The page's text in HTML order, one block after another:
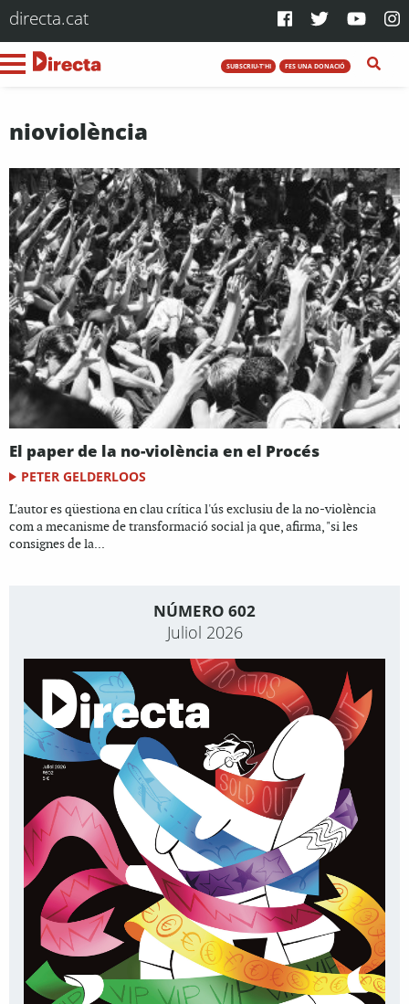
directa.cat
SUBSCRIU-T'HI FES UNA DONACIÓ
nioviolència
El paper de la no-violència en el Procés
PETER GELDERLOOS
L'autor es qüestiona en clau crítica l'ús exclusiu de la no-violència
com a mecanisme de transformació social ja que, afirma, "si les
consignes de la...
NÚMERO 602
Juliol 2026